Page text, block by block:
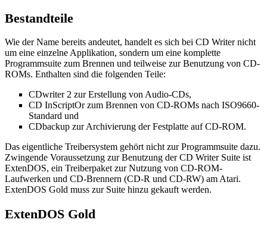
Bestandteile
Wie der Name bereits andeutet, handelt es sich bei CD Writer nicht
um eine einzelne Applikation, sondern um eine komplette
Programmsuite zum Brennen und teilweise zur Benutzung von CD-
ROMs. Enthalten sind die folgenden Teile:
CDwriter 2 zur Erstellung von Audio-CDs,
CD InScriptOr zum Brennen von CD-ROMs nach ISO9660-
Standard und
CDbackup zur Archivierung der Festplatte auf CD-ROM.
Das eigentliche Treibersystem gehört nicht zur Programmsuite dazu.
Zwingende Voraussetzung zur Benutzung der CD Writer Suite ist
ExtenDOS, ein Treiberpaket zur Nutzung von CD-ROM-
Laufwerken und CD-Brennern (CD-R und CD-RW) am Atari.
ExtenDOS Gold muss zur Suite hinzu gekauft werden.
ExtenDOS Gold